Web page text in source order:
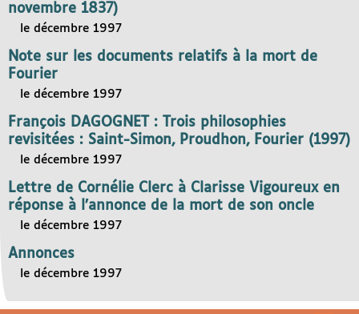
novembre 1837)
le décembre 1997
Note sur les documents relatifs à la mort de
Fourier
le décembre 1997
François DAGOGNET : Trois philosophies
revisitées : Saint-Simon, Proudhon, Fourier (1997)
le décembre 1997
Lettre de Cornélie Clerc à Clarisse Vigoureux en
réponse à l’annonce de la mort de son oncle
le décembre 1997
Annonces
le décembre 1997